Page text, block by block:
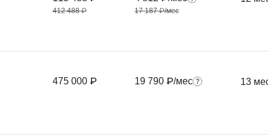
412 488 ₽ 17 187 ₽/мес
475 000 ₽ 19 790 ₽/мес 13
Frontend-разработка